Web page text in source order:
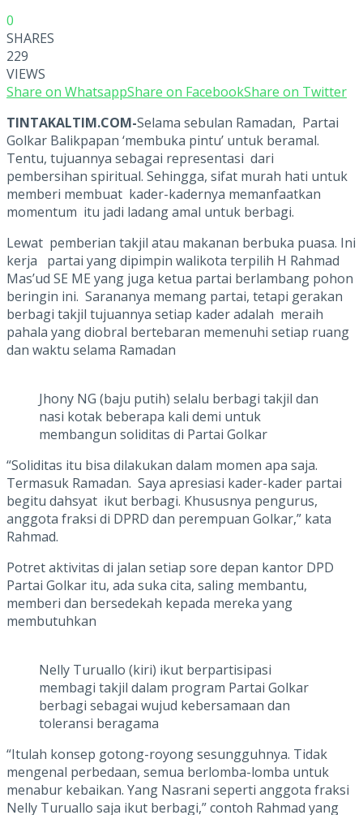
0
SHARES
229
VIEWS
Share on WhatsappShare on FacebookShare on Twitter
TINTAKALTIM.COM-Selama sebulan Ramadan, Partai
Golkar Balikpapan ‘membuka pintu’ untuk beramal.
Tentu, tujuannya sebagai representasi dari
pembersihan spiritual. Sehingga, sifat murah hati untuk
memberi membuat kader-kadernya memanfaatkan
momentum itu jadi ladang amal untuk berbagi.
Lewat pemberian takjil atau makanan berbuka puasa. Ini
kerja partai yang dipimpin walikota terpilih H Rahmad
Mas’ud SE ME yang juga ketua partai berlambang pohon
beringin ini. Sarananya memang partai, tetapi gerakan
berbagi takjil tujuannya setiap kader adalah meraih
pahala yang diobral bertebaran memenuhi setiap ruang
dan waktu selama Ramadan
Jhony NG (baju putih) selalu berbagi takjil dan
nasi kotak beberapa kali demi untuk
membangun soliditas di Partai Golkar
“Soliditas itu bisa dilakukan dalam momen apa saja.
Termasuk Ramadan. Saya apresiasi kader-kader partai
begitu dahsyat ikut berbagi. Khususnya pengurus,
anggota fraksi di DPRD dan perempuan Golkar,” kata
Rahmad.
Potret aktivitas di jalan setiap sore depan kantor DPD
Partai Golkar itu, ada suka cita, saling membantu,
memberi dan bersedekah kepada mereka yang
membutuhkan
Nelly Turuallo (kiri) ikut berpartisipasi
membagi takjil dalam program Partai Golkar
berbagi sebagai wujud kebersamaan dan
toleransi beragama
“Itulah konsep gotong-royong sesungguhnya. Tidak
mengenal perbedaan, semua berlomba-lomba untuk
menabur kebaikan. Yang Nasrani seperti anggota fraksi
Nelly Turuallo saja ikut berbagi,” contoh Rahmad yang